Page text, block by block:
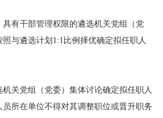
有干部管理权限的遴选机关党组（党
与遴选计划1:1比例择优确定拟任职人
关党组（党委）集体讨论确定拟任职人
所在单位不得对其调整职位或晋升职务